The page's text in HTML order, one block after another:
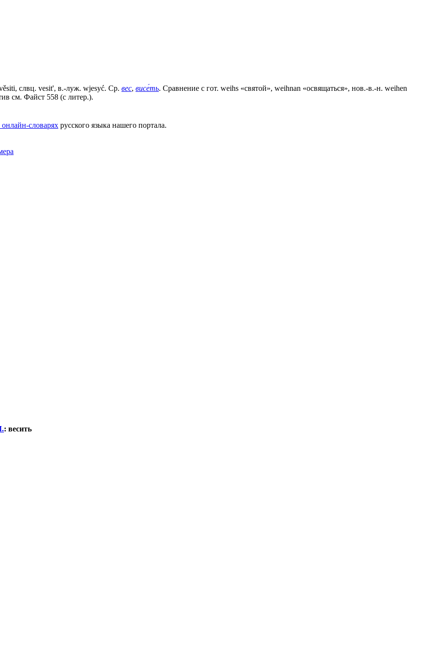
слвц. vesit', в.-луж. wjesyć. Ср. вес, висе́ть. Сравнение с гот. weihs «святой», weihnan «освящаться», нов.-в.-н. weihen
см. Файст 558 (с литер.).
словарях русского языка нашего портала.
: весить